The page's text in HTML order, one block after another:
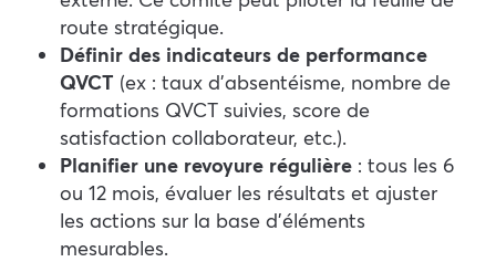
route stratégique.
Définir des indicateurs de performance
QVCT (ex : taux d’absentéisme, nombre de
formations QVCT suivies, score de
satisfaction collaborateur, etc.).
Planifier une revoyure régulière : tous les 6
ou 12 mois, évaluer les résultats et ajuster
les actions sur la base d’éléments
mesurables.